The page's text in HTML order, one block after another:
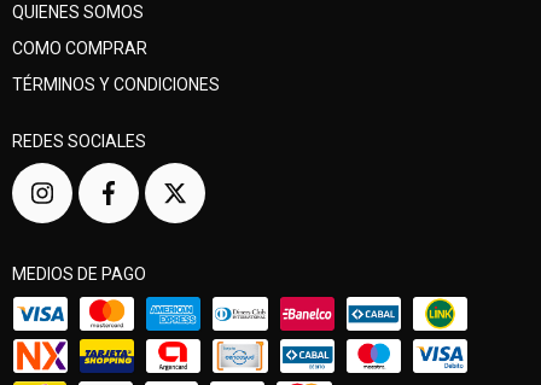
QUIENES SOMOS
COMO COMPRAR
TÉRMINOS Y CONDICIONES
REDES SOCIALES
MEDIOS DE PAGO